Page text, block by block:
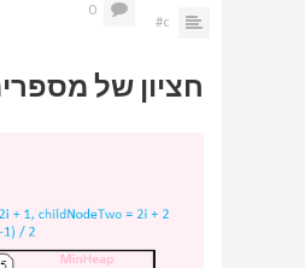
c#
0
חציון של